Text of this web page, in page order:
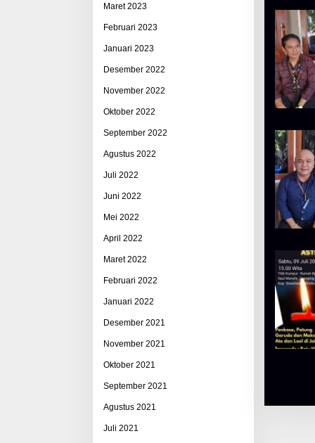
Maret 2023
Februari 2023
Januari 2023
Desember 2022
November 2022
Oktober 2022
September 2022
Agustus 2022
Juli 2022
Juni 2022
Mei 2022
April 2022
Maret 2022
Februari 2022
Januari 2022
Desember 2021
November 2021
Oktober 2021
September 2021
Agustus 2021
Juli 2021